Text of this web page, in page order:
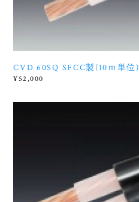
CVD 60SQ SFCC製(10ｍ単位)
¥52,000